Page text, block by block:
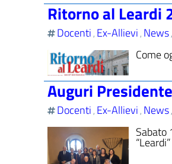
Ritorno al Leardi
Docenti, Ex-Allievi, News,
Come
Auguri
Docenti, Ex-Allievi, News,
Sabato